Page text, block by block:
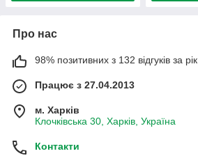
Про нас
98% позитивних з 132 відгуків за рік
Працює з 27.04.2013
м. Харків
Клочківська 30, Харків, Україна
Контакти